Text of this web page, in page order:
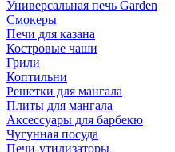
Универсальная печь Garden
Смокеры
Печи для казана
Костровые чаши
Грили
Коптильни
Решетки для мангала
Плиты для мангала
Аксессуары для барбекю
Чугунная посуда
Печи-утилизаторы